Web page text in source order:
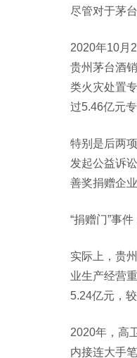
尽管对于茅
2020年10月
贵州茅台酒
类火灾处置
过5.46亿元
特别是后两
发起公益诉
善奖捐赠企
“捐赠门”事
实际上，贵
业生产经营
5.24亿元，
2020年，高
内接连大手